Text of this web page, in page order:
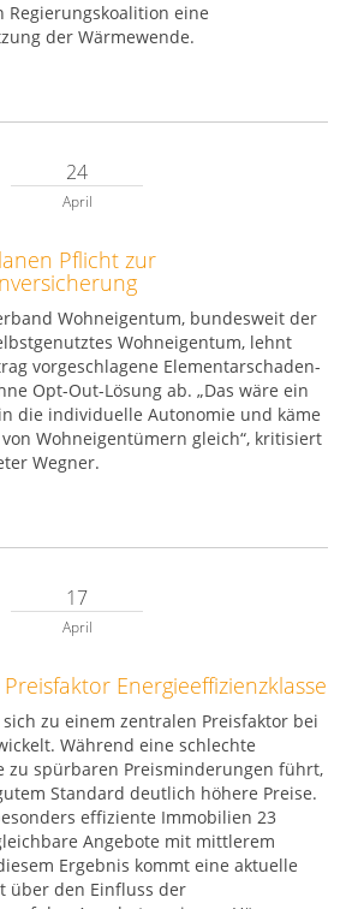
eine
der Wärmewende.
24
April
Pflicht zur
Wohneigentum, bundesweit der
Wohneigentum, lehnt
vorgeschlagene Elementarschaden-
Opt-Out-Lösung ab. „Das wäre ein
die individuelle Autonomie und käme
Wohneigentümern gleich“, kritisiert
Wegner.
17
April
Energieeffizienzklasse
zu einem zentralen Preisfaktor bei
Während eine schlechte
zu spürbaren Preisminderungen führt,
Standard deutlich höhere Preise.
effiziente Immobilien 23
Angebote mit mittlerem
Ergebnis kommt eine aktuelle
über den Einfluss der